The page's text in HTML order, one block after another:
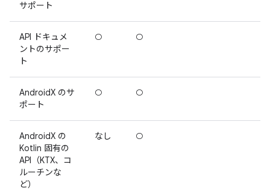
サポート
API ドキュメ
ントのサポー
ト
○ ○
AndroidX のサ
ポート
○ ○
AndroidX の
Kotlin 固有の
API（KTX、コ
ルーチンな
ど）
なし ○